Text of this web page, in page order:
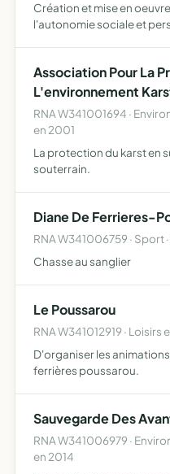
Création et mise en
l'autonomie sociale et
Association Pour La
L'environnement
RNA W341001694 ·
en 2001
La protection du karst en
souterrain.
Diane De Ferrieres-
RNA W341006759 · Sport
Chasse au sanglier
Le Poussarou
RNA W341012919 ·
D'organiser les
ferrières poussarou.
Sauvegarde Des
RNA W341006979 ·
en 2014